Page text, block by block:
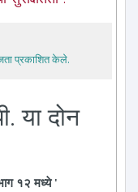
प्रकाशित केले.
या दोन
१२ मध्ये '